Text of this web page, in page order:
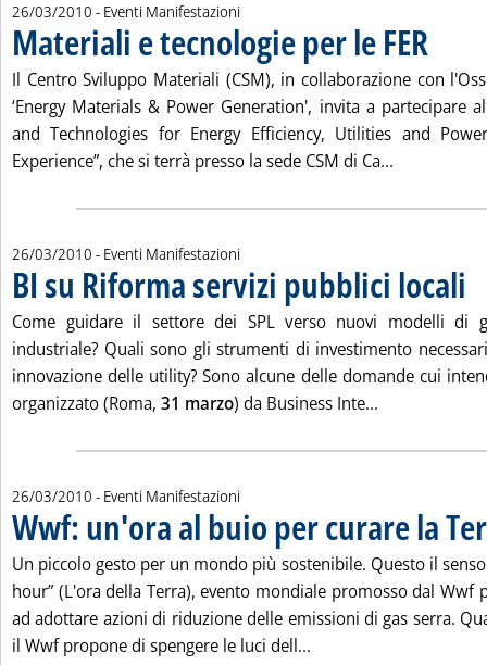
26/03/2010 - Eventi Manifestazioni
Materiali e tecnologie per le FER
Il Centro Sviluppo Materiali (CSM), in collaborazione con
‘Energy Materials & Power Generation', invita a partecipare
and Technologies for Energy Efficiency, Utilities and
Experience”, che si terrà presso la sede CSM di Ca...
26/03/2010 - Eventi Manifestazioni
BI su Riforma servizi pubblici locali
Come guidare il settore dei SPL verso nuovi modelli di
industriale? Quali sono gli strumenti di investimento
innovazione delle utility? Sono alcune delle domande cui
organizzato (Roma, 31 marzo) da Business Inte...
26/03/2010 - Eventi Manifestazioni
Wwf: un'ora al buio per curare la
Un piccolo gesto per un mondo più sostenibile. Questo il
hour” (L'ora della Terra), evento mondiale promosso dal Wwf
ad adottare azioni di riduzione delle emissioni di gas serra.
il Wwf propone di spengere le luci dell...